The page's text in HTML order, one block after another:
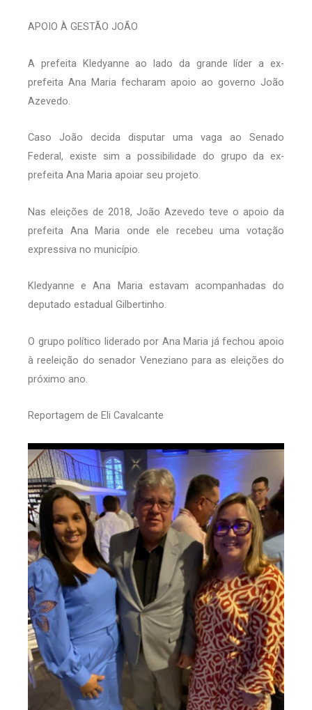
APOIO À GESTÃO JOÃO
A prefeita Kledyanne ao lado da grande líder a ex-
prefeita Ana Maria fecharam apoio ao governo João
Azevedo.
Caso João decida disputar uma vaga ao Senado
Federal, existe sim a possibilidade do grupo da ex-
prefeita Ana Maria apoiar seu projeto.
Nas eleições de 2018, João Azevedo teve o apoio da
prefeita Ana Maria onde ele recebeu uma votação
expressiva no município.
Kledyanne e Ana Maria estavam acompanhadas do
deputado estadual Gilbertinho.
O grupo político liderado por Ana Maria já fechou apoio
à reeleição do senador Veneziano para as eleições do
próximo ano.
Reportagem de Eli Cavalcante